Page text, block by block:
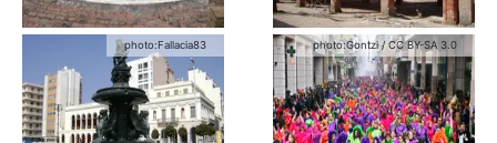
photo:Fallacia83 photo:Gontzi / CC BY-SA 3.0